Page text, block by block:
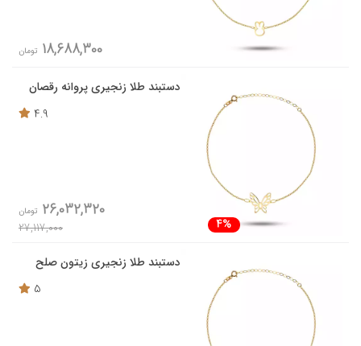
18,688,300 تومان
دستبند طلا زنجیری پروانه رقصان
4.9
4%
26,032,320 تومان
27,117,000
دستبند طلا زنجیری زیتون صلح
5